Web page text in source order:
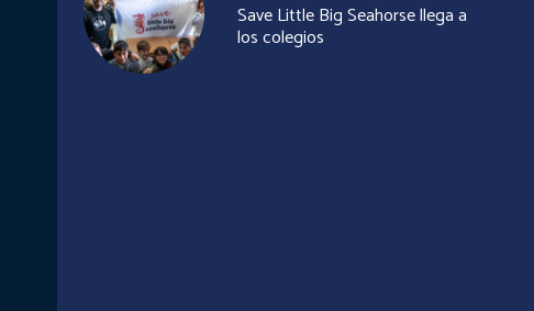
Save Little Big Seahorse llega a
los colegios